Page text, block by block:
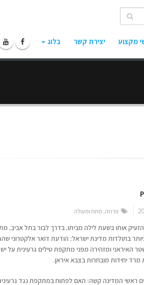
מקצוע יצירת קשר בלוג
פרוזה, מתח ופעולה
במסוק שהזעיק אותו בשעת לילה מביתו, בדרך לבור בתל
בתולדות מדינת ישראל: הודעת דואר אלקטרוני
ומזהירה מפני מתקפת טילים גרעינית על
יחידות מובחרות בצבא איראן.
ראשי המדינה קשה: האם לפתוח במתקפת נגד